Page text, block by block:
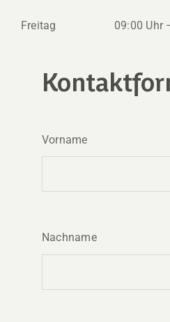
Freitag 09:00 Uhr
Vorname
Nachname